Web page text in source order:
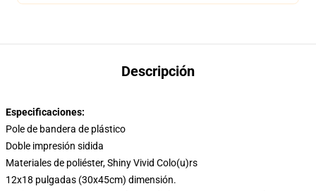
Descripción
Especificaciones:
Pole de bandera de plástico
Doble impresión sidida
Materiales de poliéster, Shiny Vivid Colo(u)rs
12x18 pulgadas (30x45cm) dimensión.